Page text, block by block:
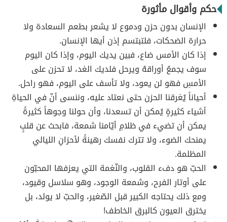
حكم وأقوال مأثورة
الإنسان بدون حزن ودموع لا يشعر بطعم السعادة ولا
حرارة الضحكات، فلتبتسم إذن أيها الإنسان.
إذا كان الأمس ضاع، فبين يديك اليوم، وإذا كان اليوم
سوف يجمعُ أوراقهُ ويرحل فلديك الغد، لا تحزن على
الأمسِ فهو لن يعود، ولا تأسف على اليوم، فهو راحل.
أحياناً يُغرقنا الحزن حتى نعتاد عليه، وننسى أنّ في الحياةِ
أشياء كثيرةٍ يُمكن أن تسعدنا، وأن حولنا وجوهاً كثيرةً
يمكن أن تضيء في ظلامِ أيّامنا شمعة، فابحث عن قلبٍ
يمنحك الضوء، ولا تترك نفسك رهينةً لأحزانِ الليالي
المظلمة.
الحبّ هو دفء القلوب، والنّغمة التي يعزفها المحبّون
على أوتار الفرح، وشمعة الوجود، وهو سلاسل وقيود،
ومع ذلك يحتاجه الكبير قبل الصّغير، والحبّ لا يولد، بل
يخترق العيون كالبرق الخاطف!